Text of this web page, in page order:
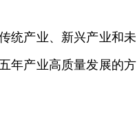
统产业、新兴产业和未
年产业高质量发展的方